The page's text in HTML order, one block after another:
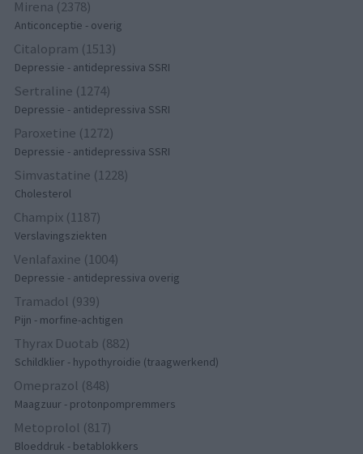
Mirena (2378)
Anticonceptie - overig
Citalopram (1513)
Depressie - antidepressiva SSRI
Sertraline (1274)
Depressie - antidepressiva SSRI
Paroxetine (1272)
Depressie - antidepressiva SSRI
Simvastatine (1228)
Cholesterol
Champix (1187)
Verslavingsziekten
Venlafaxine (1004)
Depressie - antidepressiva overig
Tramadol (939)
Pijn - morfine-achtigen
Thyrax Duotab (882)
Schildklier - hypothyroidie (traagwerkend)
Omeprazol (848)
Maagzuur - protonpompremmers
Metoprolol (817)
Bloeddruk - betablokkers